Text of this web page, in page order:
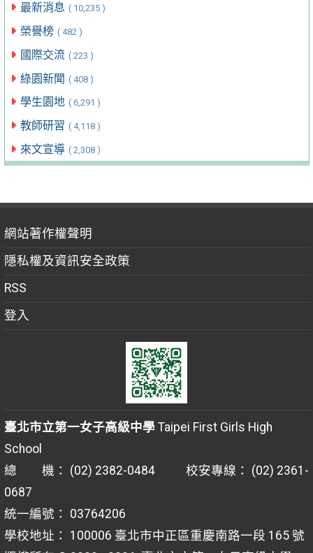
最新消息 ( 10,235 )
榮譽榜 ( 482 )
國際交流 ( 223 )
綠園新聞 ( 408 )
學生園地 ( 6,291 )
教師研習 ( 4,118 )
來文宣導 ( 2,308 )
網站著作權聲明
隱私權及資訊安全政策
RSS
登入
臺北市立第一女子高級中學Taipei First Girls High
School
總 機： (02) 2382-0484 校安專線： (02) 2361-
0687
統一編號： 03764206
學校地址： 100006 臺北市中正區重慶南路一段 165 號